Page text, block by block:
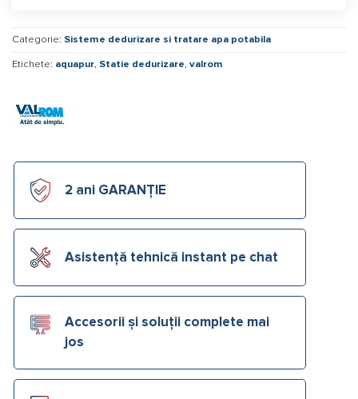
Categorie: Sisteme dedurizare si tratare apa potabila
Etichete: aquapur, Statie dedurizare, valrom
2 ani GARANȚIE
Asistență tehnică instant pe chat
Accesorii și soluții complete mai
jos